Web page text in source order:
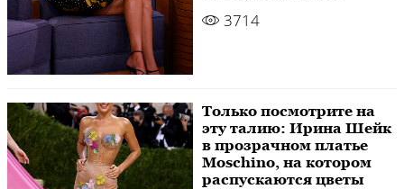
3714
Только посмотрите на
эту талию: Ирина Шейк
в прозрачном платье
Moschino, на котором
распускаются цветы